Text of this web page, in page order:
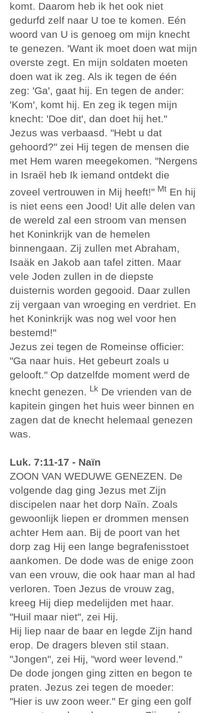
komt. Daarom heb ik het ook niet
gedurfd zelf naar U toe te komen. Eén
woord van U is genoeg om mijn knecht
te genezen. 'Want ik moet doen wat mijn
overste zegt. En mijn soldaten moeten
doen wat ik zeg. Als ik tegen de één
zeg: 'Ga', gaat hij. En tegen de ander:
'Kom', komt hij. En zeg ik tegen mijn
knecht: 'Doe dit', dan doet hij het."
Jezus was verbaasd. "Hebt u dat
gehoord?" zei Hij tegen de mensen die
met Hem waren meegekomen. "Nergens
in Israël heb Ik iemand ontdekt die
zoveel vertrouwen in Mij heeft!" Mt En hij
is niet eens een Jood! Uit alle delen van
de wereld zal een stroom van mensen
het Koninkrijk van de hemelen
binnengaan. Zij zullen met Abraham,
Isaäk en Jakob aan tafel zitten. Maar
vele Joden zullen in de diepste
duisternis worden gegooid. Daar zullen
zij vergaan van wroeging en verdriet. En
het Koninkrijk was nog wel voor hen
bestemd!"
Jezus zei tegen de Romeinse officier:
"Ga naar huis. Het gebeurt zoals u
gelooft." Op datzelfde moment werd de
knecht genezen. Lk De vrienden van de
kapitein gingen het huis weer binnen en
zagen dat de knecht helemaal genezen
was.
Luk. 7:11-17 - Naïn
ZOON VAN WEDUWE GENEZEN. De
volgende dag ging Jezus met Zijn
discipelen naar het dorp Naïn. Zoals
gewoonlijk liepen er drommen mensen
achter Hem aan. Bij de poort van het
dorp zag Hij een lange begrafenisstoet
aankomen. De dode was de enige zoon
van een vrouw, die ook haar man al had
verloren. Toen Jezus de vrouw zag,
kreeg Hij diep medelijden met haar.
"Huil maar niet", zei Hij.
Hij liep naar de baar en legde Zijn hand
erop. De dragers bleven stil staan.
"Jongen", zei Hij, "word weer levend."
De dode jongen ging zitten en begon te
praten. Jezus zei tegen de moeder:
"Hier is uw zoon weer." Er ging een golf